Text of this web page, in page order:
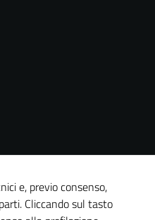
e, previo consenso,
Cliccando sul tasto